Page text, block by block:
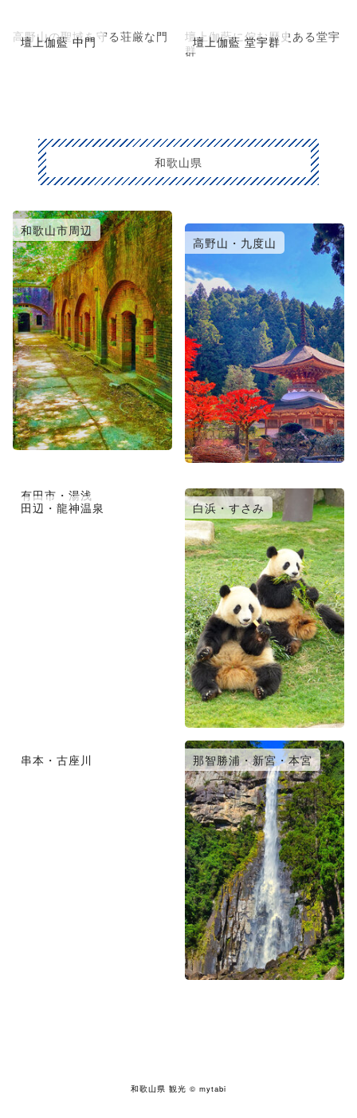
壇上伽藍 中門
高野山の聖域を守る荘厳な門 壇上伽藍 堂宇群
壇上伽藍に佇む歴史ある堂宇
群
和歌山県
和歌山市周辺
紀の川・岩出
高野山・九度山
有田市・湯浅
御坊・日高
田辺・龍神温泉
白浜・すさみ
串本・古座川 那智勝浦・新宮・本宮
和歌山県 観光 © mytabi